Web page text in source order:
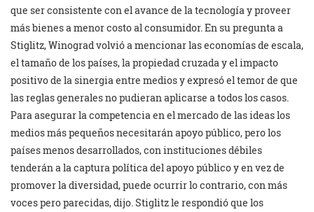
que ser consistente con el avance de la tecnología y proveer
más bienes a menor costo al consumidor. En su pregunta a
Stiglitz, Winograd volvió a mencionar las economías de escala,
el tamaño de los países, la propiedad cruzada y el impacto
positivo de la sinergia entre medios y expresó el temor de que
las reglas generales no pudieran aplicarse a todos los casos.
Para asegurar la competencia en el mercado de las ideas los
medios más pequeños necesitarán apoyo público, pero los
países menos desarrollados, con instituciones débiles
tenderán a la captura política del apoyo público y en vez de
promover la diversidad, puede ocurrir lo contrario, con más
voces pero parecidas, dijo. Stiglitz le respondió que los